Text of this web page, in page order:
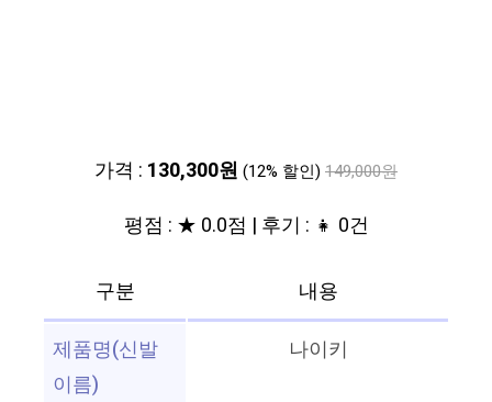
가격 : 130,300원 (12% 할인) 149,000원
평점 : ★ 0.0점 | 후기 : 👧 0건
구분
내용
제품명(신발
이름)
나이키